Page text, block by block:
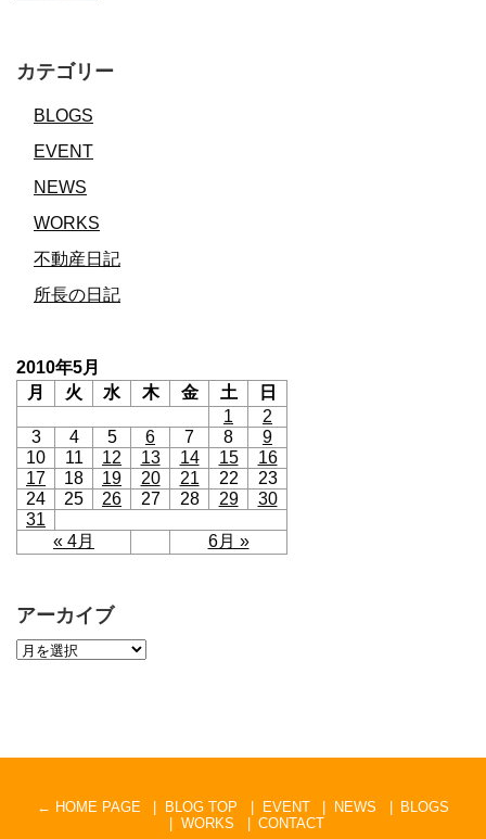
カテゴリー
BLOGS
EVENT
NEWS
WORKS
不動産日記
所長の日記
2010年5月
月
火 水 木 金 土 日
« 4月 6月 »
1
2
3
4 5 6 7 8
9
10
11 12 13 14 15
16
17
18 19 20 21 22
23
24
25 26 27 28 29
30
31
アーカイブ
← HOME PAGE BLOG TOP EVENT NEWS
BLOGS
WORKS
CONTACT